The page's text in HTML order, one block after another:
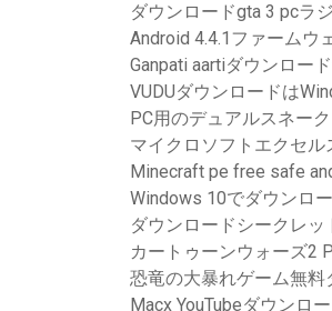
ダウンロードgta 3 pcラ
Android 4.4.1ファームウ
Ganpati aartiダウンロー
VUDUダウンロードは
PC用のデュアルスネー
マイクロソフトエクセ
Minecraft pe free safe
Windows 10でダウンロ
ダウンロードシークレ
カートゥーンウォーズ2
恐竜の大暴れゲーム無料
Macx YouTubeダウンロ